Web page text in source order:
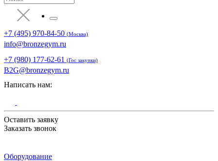
+7 (495) 970-84-50 (Москва)
info@bronzegym.ru
+7 (980) 177-62-61 (Гос закупки)
B2G@bronzegym.ru
Написать нам:
Оставить заявку
Заказать звонок
Оборудование